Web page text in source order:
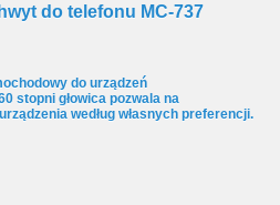
do telefonu MC-737
do urządzeń
stopni głowica pozwala na
według własnych preferencji.